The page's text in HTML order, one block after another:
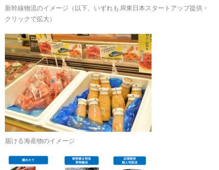
新幹線物流のイメージ（以下、いずれもJR東日本スタートアップ提供・
クリックで拡大）
届ける海産物のイメージ